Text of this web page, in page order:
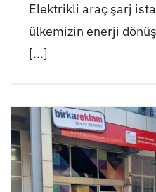
Elektrikli araç şarj
ülkemizin enerji
[...]